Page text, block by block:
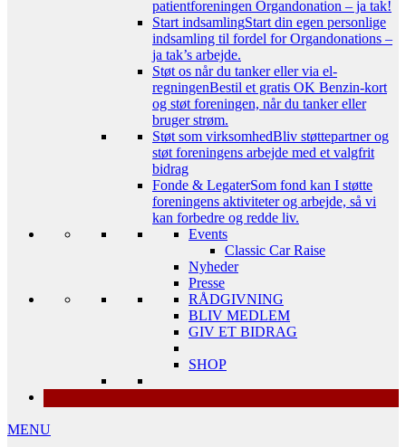
patientforeningen Organdonation – ja tak!
Start indsamlingStart din egen personlige
indsamling til fordel for Organdonations –
ja tak’s arbejde.
Støt os når du tanker eller via el-
regningenBestil et gratis OK Benzin-kort
og støt foreningen, når du tanker eller
bruger strøm.
Støt som virksomhedBliv støttepartner og
støt foreningens arbejde med et valgfrit
bidrag
Fonde & LegaterSom fond kan I støtte
foreningens aktiviteter og arbejde, så vi
kan forbedre og redde liv.
Events
Classic Car Raise
Nyheder
Presse
RÅDGIVNING
BLIV MEDLEM
GIV ET BIDRAG
SHOP
MENU